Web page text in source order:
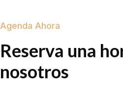
Agenda Ahora
Reserva una
nosotros